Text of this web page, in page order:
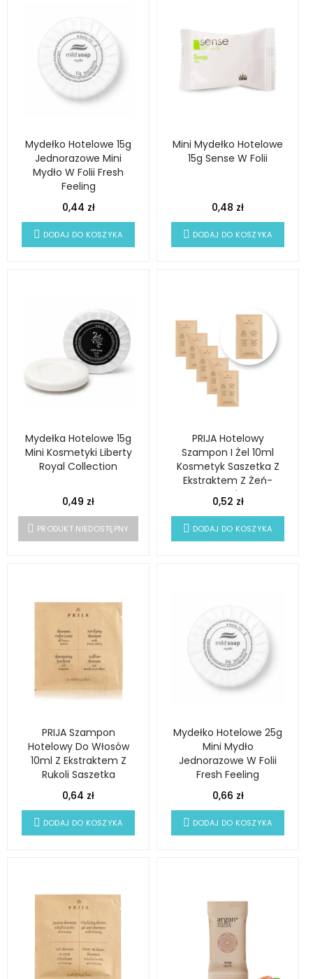
Mydełko Hotelowe 15g
Jednorazowe Mini
Mydło W Folii Fresh
Feeling
0,44 zł
DODAJ DO KOSZYKA
Mini Mydełko Hotelowe
15g Sense W Folii
0,48 zł
DODAJ DO KOSZYKA
Mydełka Hotelowe 15g
Mini Kosmetyki Liberty
Royal Collection
0,49 zł
PRODUKT NIEDOSTĘPNY
PRIJA Hotelowy
Szampon I Żel 10ml
Kosmetyk Saszetka Z
Ekstraktem Z Żeń-
Szenia
0,52 zł
DODAJ DO KOSZYKA
PRIJA Szampon
Hotelowy Do Włosów
10ml Z Ekstraktem Z
Rukoli Saszetka
0,64 zł
DODAJ DO KOSZYKA
Mydełko Hotelowe 25g
Mini Mydło
Jednorazowe W Folii
Fresh Feeling
0,66 zł
DODAJ DO KOSZYKA